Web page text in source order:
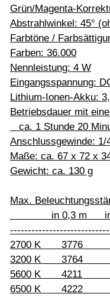
Grün/Magenta-
Abstrahlwinkel: 45°
Farbtöne /
Farben: 36.000
Nennleistung: 4 W
Eingangsspannung:
Lithium-Ionen-Akku:
Betriebsdauer mit
ca. 1 Stunde 20
Anschlussgewinde: 1/
Maße: ca. 67 x 72 x
Gewicht: ca. 130 g
Max.
in 0,3 m in
2700 K
3200 K
5600 K
6500 K